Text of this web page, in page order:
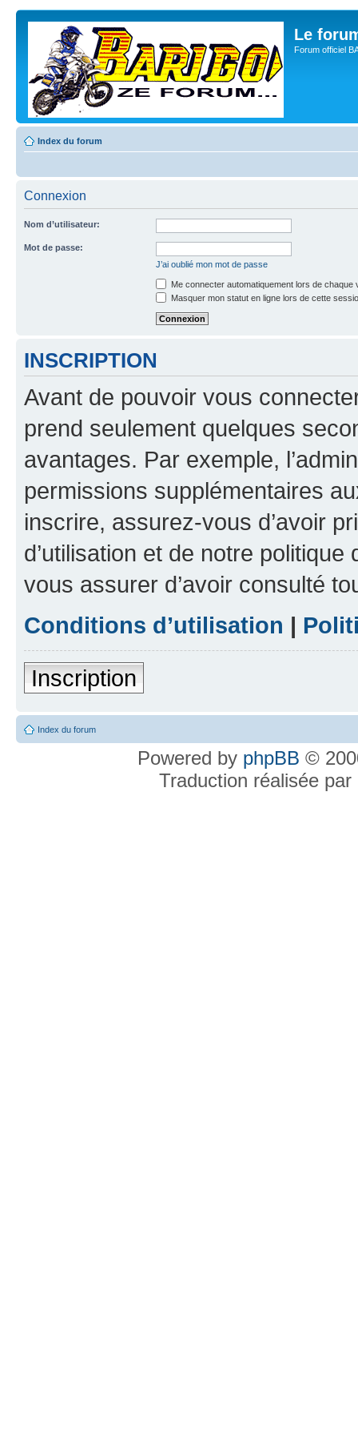
Le
Forum officiel
Index du forum
Connexion
Nom d’utilisateur:
Mot de passe:
J’ai oublié mon mot de passe
Me connecter automatiquement lors de chaque
Masquer mon statut en ligne lors de cette
INSCRIPTION
Avant de pouvoir vous
prend seulement quelques
avantages. Par exemple,
permissions supplémentaires
inscrire, assurez-vous d’avoir
d’utilisation et de notre
vous assurer d’avoir consulté
Conditions d’utilisation |
Inscription
Index du forum
Powered by phpBB ©
Traduction réalisée par